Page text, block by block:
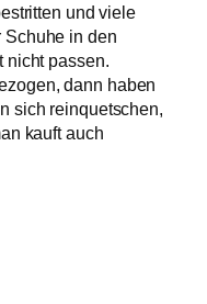
und viele
Schuhe in den
nicht passen.
dann haben
sich reinquetschen,
kauft auch